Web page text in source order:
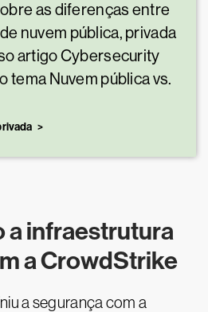
as diferenças entre
nuvem pública, privada
artigo Cybersecurity
tema Nuvem pública vs.
a infraestrutura
a CrowdStrike
a segurança com a